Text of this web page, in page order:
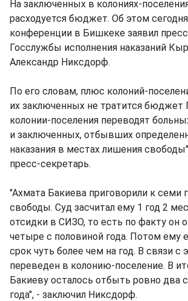
На заключенных в колониях-
расходуется бюджет. Об этом
конференции в Бишкеке заявил
Госслужбы исполнения наказаний
Александр Никсдорф.
По его словам, плюс колоний-
их заключенных не тратится бюджет
колонии-поселения переводят
и заключенных, отбывших
наказания в местах лишения
пресс-секретарь.
"Ахмата Бакиева приговорили к семи
свободы. Суд засчитал ему 1 год 2
отсидки в СИЗО, то есть по факту он
четыре с половиной года. Потом ему
срок чуть более чем на год. В связи с
переведен в колонию-поселение. В
Бакиеву осталось отбыть ровно два
года", - заключил Никсдорф.